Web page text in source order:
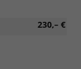
230,– €